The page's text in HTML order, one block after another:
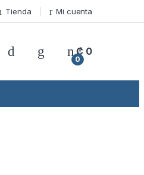
Tienda Mi cuenta
0
₡ 0